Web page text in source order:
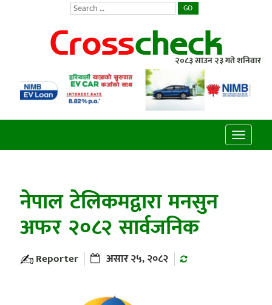
GO
२०८३ साउन २३ गते शनिवार
Toggle
नेपाल टेलिकमद्वारा मनसुन
अफर २०८२ सार्वजनिक
Reporter असार २५, २०८२